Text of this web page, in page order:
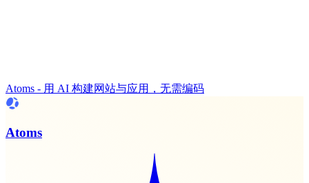
Atoms - 用 AI 构建网站与应用，无需编码
Atoms